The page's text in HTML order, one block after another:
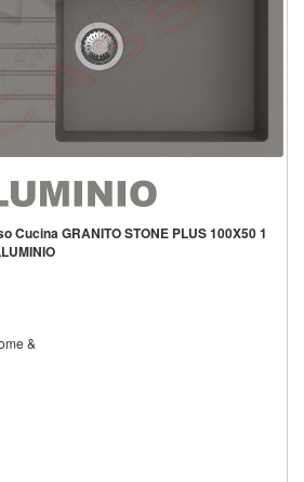
Cucina GRANITO STONE PLUS 100X50 1
&